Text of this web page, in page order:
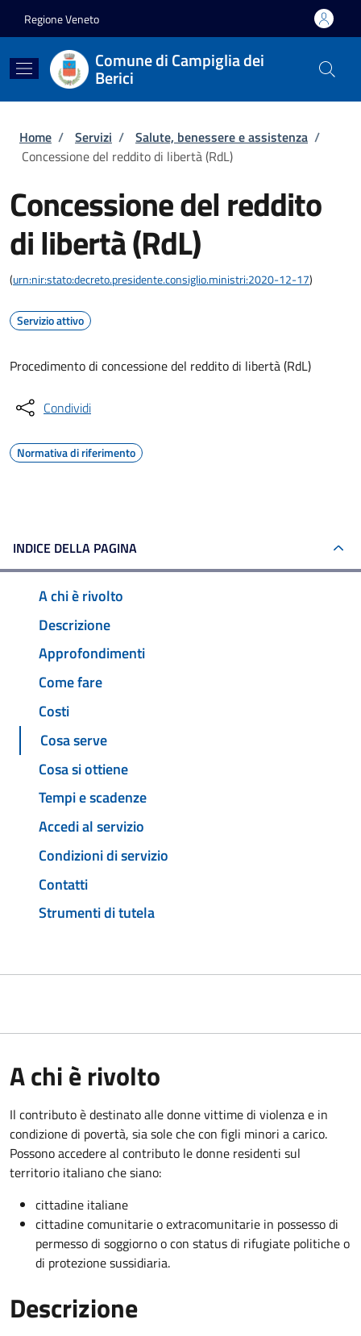
Regione Veneto
Comune di Campiglia dei
Berici
Briciole di pane
Home / Servizi / Salute, benessere e assistenza /
Concessione del reddito di libertà (RdL)
Concessione del reddito
di libertà (RdL)
(urn:nir:stato:decreto.presidente.consiglio.ministri:2020-12-17)
Servizio attivo
Procedimento di concessione del reddito di libertà (RdL)
Condividi
Normativa di riferimento
INDICE DELLA PAGINA
A chi è rivolto
Descrizione
Approfondimenti
Come fare
Costi
Cosa serve
Cosa si ottiene
Tempi e scadenze
Accedi al servizio
Condizioni di servizio
Contatti
Strumenti di tutela
A chi è rivolto
Il contributo è destinato alle donne vittime di violenza e in
condizione di povertà, sia sole che con figli minori a carico.
Possono accedere al contributo le donne residenti sul
territorio italiano che siano:
cittadine italiane
cittadine comunitarie o extracomunitarie in possesso di
permesso di soggiorno o con status di rifugiate politiche o
di protezione sussidiaria.
Descrizione